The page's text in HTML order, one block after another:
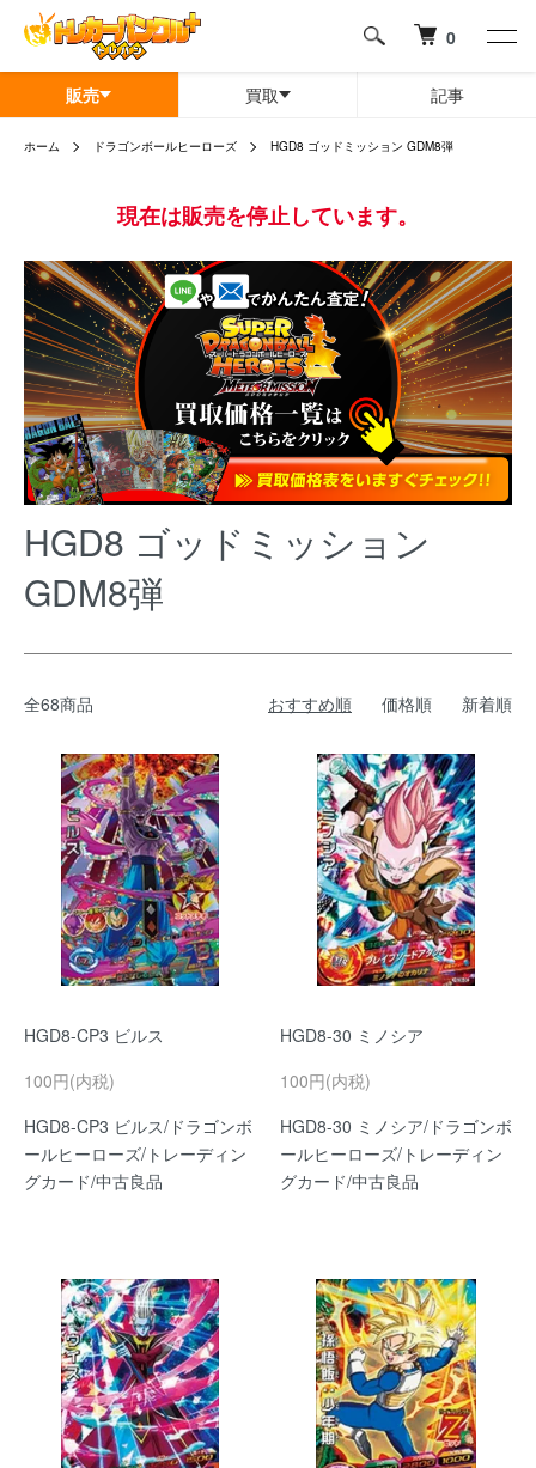
0
販売 買取 記事
ホーム ドラゴンボールヒーローズ HGD8 ゴッドミッション GDM8弾
現在は販売を停止しています。
HGD8 ゴッドミッション
GDM8弾
全68商品 おすすめ順 価格順 新着順
HGD8-CP3 ビルス
100円(内税)
HGD8-CP3 ビルス/ドラゴンボ
ールヒーローズ/トレーディン
グカード/中古良品
HGD8-30 ミノシア
100円(内税)
HGD8-30 ミノシア/ドラゴンボ
ールヒーローズ/トレーディン
グカード/中古良品